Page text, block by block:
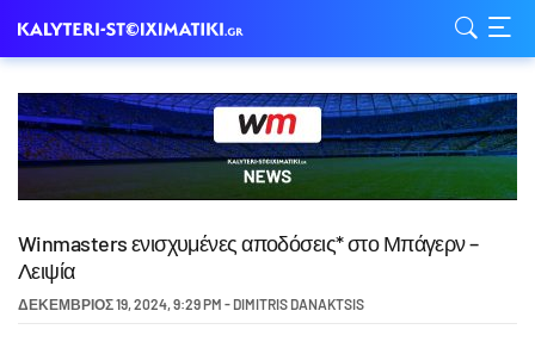
Winmasters ενισχυμένες αποδόσεις* στο Μπάγερν –
Λειψία
ΔΕΚΈΜΒΡΙΟΣ 19, 2024,9:29 PM - DIMITRIS DANAKTSIS